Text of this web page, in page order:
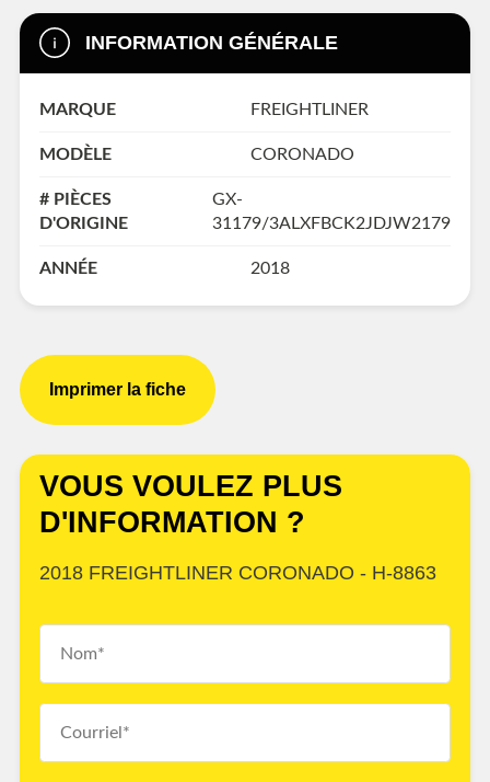
INFORMATION GÉNÉRALE
MARQUE FREIGHTLINER
MODÈLE CORONADO
# PIÈCES
D'ORIGINE
GX-
31179/3ALXFBCK2JDJW2179
ANNÉE 2018
Imprimer la fiche
VOUS VOULEZ PLUS
D'INFORMATION ?
2018 FREIGHTLINER CORONADO - H-8863